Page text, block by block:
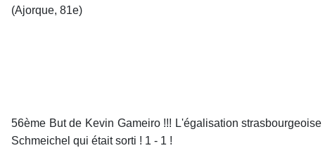
(Ajorque, 81e)
56ème But de Kevin Gameiro !!! L'égalisation
Schmeichel qui était sorti ! 1 - 1 !